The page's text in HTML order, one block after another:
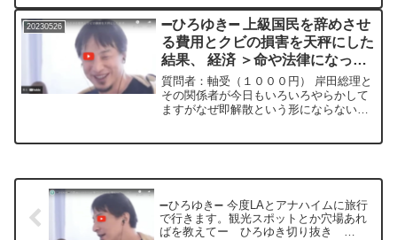
かったので古き良き日本企業でやってい
けるか不安で...
20230526
➖ひろゆき➖ 上級国民を辞めさせ
る費用とクビの損害を天秤にした
結果、 経済 ＞命や法律になって
しまうのですか? ー ひろゆき切
り抜き 20230526
質問者：軸受（１０００円） 岸田総理と
その関係者が今日もいろいろやらかして
ますがなぜ即解散という形にならないの
➖ひろゆき➖ 今度LAとアナハイムに旅行
で行きます。観光スポットとか穴場あれ
ばを教えてー ひろゆき切り抜き